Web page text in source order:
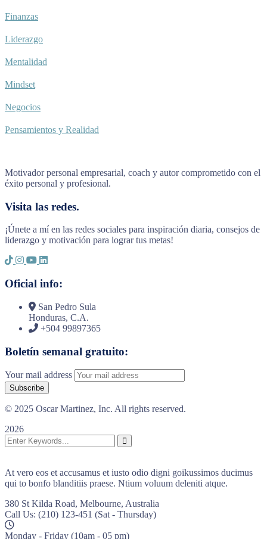
Finanzas
Liderazgo
Mentalidad
Mindset
Negocios
Pensamientos y Realidad
Motivador personal empresarial, coach y autor comprometido con el
éxito personal y profesional.
Visita las redes.
¡Únete a mí en las redes sociales para inspiración diaria, consejos de
liderazgo y motivación para lograr tus metas!
Oficial info:
San Pedro Sula
Honduras, C.A.
+504 99897365
Boletín semanal gratuito:
Your mail address
© 2025 Oscar Martinez, Inc. All rights reserved.
2026
At vero eos et accusamus et iusto odio digni goikussimos ducimus
qui to bonfo blanditiis praese. Ntium voluum deleniti atque.
380 St Kilda Road, Melbourne, Australia
Call Us: (210) 123-451 (Sat - Thursday)
Monday - Friday (10am - 05 pm)